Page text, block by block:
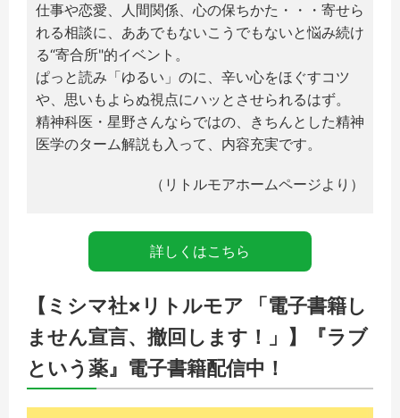
仕事や恋愛、人間関係、心の保ちかた・・・寄せら
れる相談に、ああでもないこうでもないと悩み続け
る“寄合所"的イベント。
ぱっと読み「ゆるい」のに、辛い心をほぐすコツ
や、思いもよらぬ視点にハッとさせられるはず。
精神科医・星野さんならではの、きちんとした精神
医学のターム解説も入って、内容充実です。
（リトルモアホームページより）
詳しくはこちら
【ミシマ社×リトルモア 「電子書籍し
ません宣言、撤回します！」】
『ラブ
という薬』電子書籍配信中！